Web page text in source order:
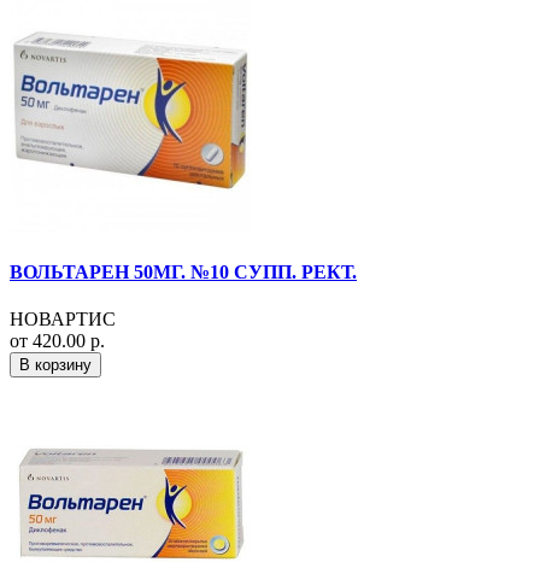
ВОЛЬТАРЕН 50МГ. №10 СУПП. РЕКТ.
НОВАРТИС
от 420.00 р.
В корзину